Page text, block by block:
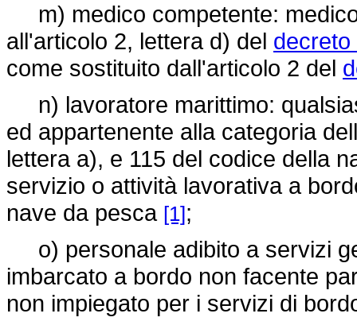
m) medico competente:
all'articolo 2, lettera d) del
come sostituito dall'articolo 2 del
n) lavoratore marittimo:
ed appartenente alla categoria
lettera a), e 115 del codice della
servizio o attività lavorativa a
nave da pesca [1];
o) personale adibito a servizi
imbarcato a bordo non facente
non impiegato per i servizi di